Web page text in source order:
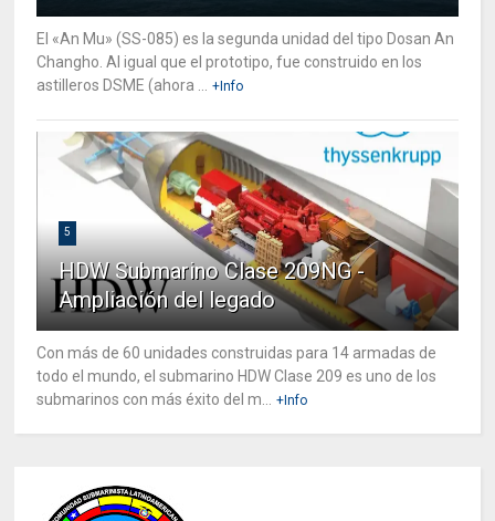
El «An Mu» (SS-085) es la segunda unidad del tipo Dosan An
Changho. Al igual que el prototipo, fue construido en los
astilleros DSME (ahora ...
+Info
5
HDW Submarino Clase 209NG -
Ampliación del legado
Con más de 60 unidades construidas para 14 armadas de
todo el mundo, el submarino HDW Clase 209 es uno de los
submarinos con más éxito del m...
+Info